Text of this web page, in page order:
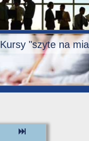
Kursy "szyte na